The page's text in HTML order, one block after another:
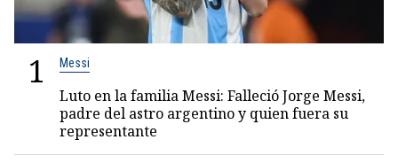
1 Messi
Luto en la familia Messi: Falleció Jorge Messi,
padre del astro argentino y quien fuera su
representante